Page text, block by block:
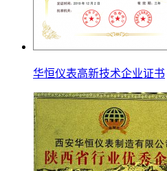
华恒仪表高新技术企业证书